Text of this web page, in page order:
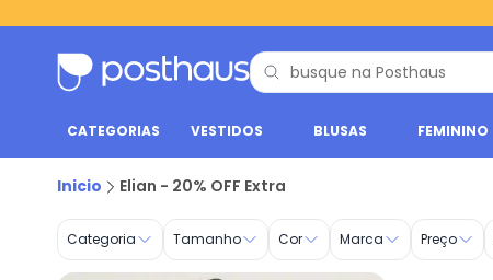
CATEGORIAS VESTIDOS BLUSAS FEMININO
Inicio Elian - 20% OFF Extra
Categoria Tamanho Cor Marca Preço